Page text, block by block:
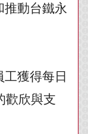
推動台鐵永
獲得每日
歡欣與支